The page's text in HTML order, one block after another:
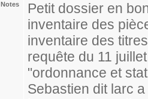
Notes
Petit dossier en
inventaire des
inventaire des
requête du 11
"ordonnance et
Sebastien dit larc